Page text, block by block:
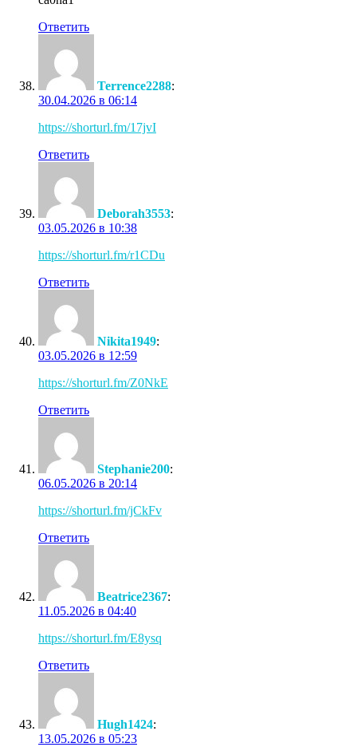
Ответить
Terrence2288:
30.04.2026 в 06:14
https://shorturl.fm/17jvI
Ответить
Deborah3553:
03.05.2026 в 10:38
https://shorturl.fm/r1CDu
Ответить
Nikita1949:
03.05.2026 в 12:59
https://shorturl.fm/Z0NkE
Ответить
Stephanie200:
06.05.2026 в 20:14
https://shorturl.fm/jCkFv
Ответить
Beatrice2367:
11.05.2026 в 04:40
https://shorturl.fm/E8ysq
Ответить
Hugh1424:
13.05.2026 в 05:23